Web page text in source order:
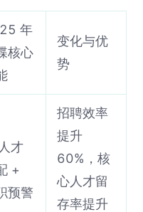
年
核心
变化与优
势
才
+
预警
招聘效率
提升
60%，核
心人才留
存率提升